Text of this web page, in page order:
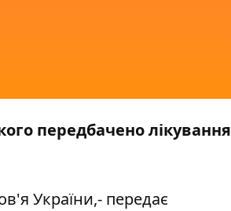
передбачено лікування
України,- передає